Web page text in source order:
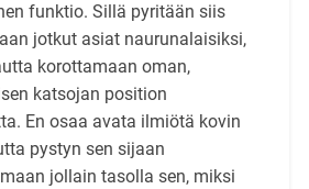
funktio. Sillä pyritään siis
jotkut asiat naurunalaisiksi,
korottamaan oman,
katsojan position
En osaa avata ilmiötä kovin
pystyn sen sijaan
jollain tasolla sen, miksi